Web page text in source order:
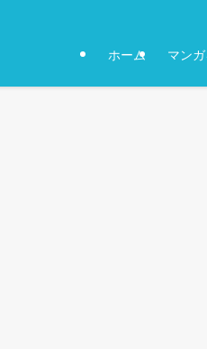
ホーム マン